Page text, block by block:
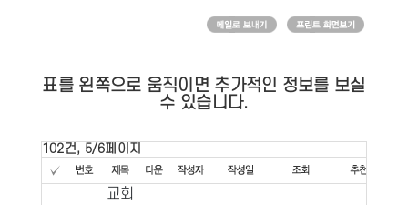
표를 왼쪽으로 움직이면 추가적인 정보를 보실
수 있습니다.
102건, 5/6페이지
교회